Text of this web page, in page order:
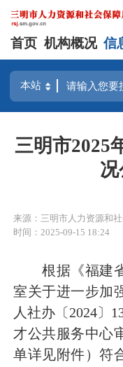
首页 机构概况 信
三明市2025
况
来源：三明市人力资源和
时间：2025-09-15 18:24
根据《福建省
室关于进一步加
人社办〔2024〕
才公共服务中心
单详见附件）符